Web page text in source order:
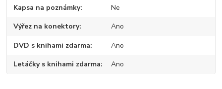
Kapsa na poznámky Ne
Výřez na konektory Ano
DVD s knihami zdarma Ano
Letáčky s knihami zdarma Ano